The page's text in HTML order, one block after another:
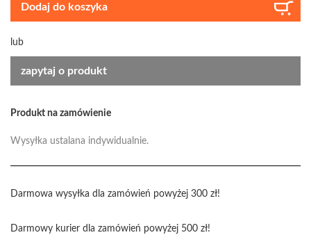
Dodaj do koszyka
lub
zapytaj o produkt
Produkt na zamówienie
Wysyłka ustalana indywidualnie.
Darmowa wysyłka dla zamówień powyżej 300 zł!
Darmowy kurier dla zamówień powyżej 500 zł!